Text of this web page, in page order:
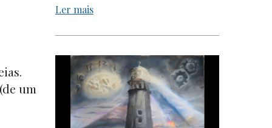
um
Ler mais